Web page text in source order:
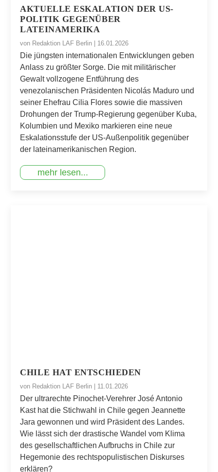
AKTUELLE ESKALATION DER US-
POLITIK GEGENÜBER
LATEINAMERIKA
von Redaktion LAF Berlin 16.01.2026
Die jüngsten internationalen Entwicklungen geben
Anlass zu größter Sorge. Die mit militärischer
Gewalt vollzogene Entführung des
venezolanischen Präsidenten Nicolás Maduro und
seiner Ehefrau Cilia Flores sowie die massiven
Drohungen der Trump-Regierung gegenüber Kuba,
Kolumbien und Mexiko markieren eine neue
Eskalationsstufe der US-Außenpolitik gegenüber
der lateinamerikanischen Region.
mehr lesen...
CHILE HAT ENTSCHIEDEN
von Redaktion LAF Berlin 11.01.2026
Der ultrarechte Pinochet-Verehrer José Antonio
Kast hat die Stichwahl in Chile gegen Jeannette
Jara gewonnen und wird Präsident des Landes.
Wie lässt sich der drastische Wandel vom Klima
des gesellschaftlichen Aufbruchs in Chile zur
Hegemonie des rechtspopulistischen Diskurses
erklären?